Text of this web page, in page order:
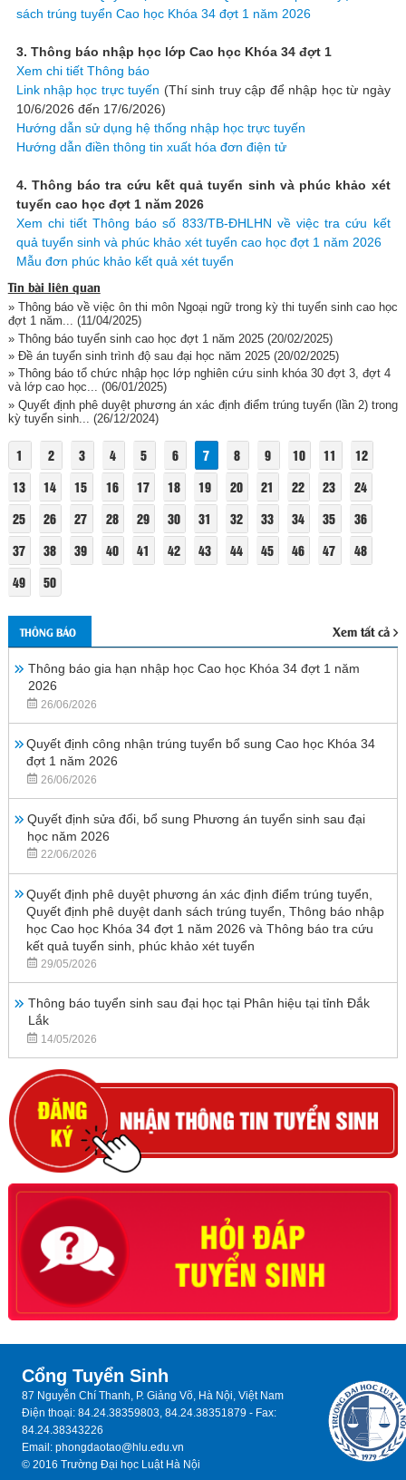
sách trúng tuyển Cao học Khóa 34 đợt 1 năm 2026
3. Thông báo nhập học lớp Cao học Khóa 34 đợt 1
Xem chi tiết Thông báo
Link nhập học trực tuyến (Thí sinh truy cập để nhập học từ ngày
10/6/2026 đến 17/6/2026)
Hướng dẫn sử dụng hệ thống nhập học trực tuyến
Hướng dẫn điền thông tin xuất hóa đơn điện tử
4. Thông báo tra cứu kết quả tuyển sinh và phúc khảo xét
tuyển cao học đợt 1 năm 2026
Xem chi tiết Thông báo số 833/TB-ĐHLHN về việc tra cứu kết
quả tuyển sinh và phúc khảo xét tuyển cao học đợt 1 năm 2026
Mẫu đơn phúc khảo kết quả xét tuyển
Tin bài liên quan
» Thông báo về việc ôn thi môn Ngoại ngữ trong kỳ thi tuyển sinh cao học
đợt 1 năm... (11/04/2025)
» Thông báo tuyển sinh cao học đợt 1 năm 2025(20/02/2025)
» Đề án tuyển sinh trình độ sau đại học năm 2025(20/02/2025)
» Thông báo tổ chức nhập học lớp nghiên cứu sinh khóa 30 đợt 3, đợt 4
và lớp cao học... (06/01/2025)
» Quyết định phê duyệt phương án xác định điểm trúng tuyển (lần 2) trong
kỳ tuyển sinh...
(26/12/2024)
1 2 3 4 5 6 7 8 9 10 11
12
13
14 15 16 17 18 19 20 21 22 23
24
25
26 27 28 29 30 31 32 33 34 35
36
37
38 39 40 41 42 43 44 45 46 47
48
49
50
THÔNG BÁO Xem tất cả
Thông báo gia hạn nhập học Cao học Khóa 34 đợt 1 năm
2026
26/06/2026
Quyết định công nhận trúng tuyển bổ sung Cao học Khóa 34
đợt 1 năm 2026
26/06/2026
Quyết định sửa đổi, bổ sung Phương án tuyển sinh sau đại
học năm 2026
22/06/2026
Quyết định phê duyệt phương án xác định điểm trúng tuyển,
Quyết định phê duyệt danh sách trúng tuyển, Thông báo nhập
học Cao học Khóa 34 đợt 1 năm 2026 và Thông báo tra cứu
kết quả tuyển sinh, phúc khảo xét tuyển
29/05/2026
Thông báo tuyển sinh sau đại học tại Phân hiệu tại tỉnh Đắk
Lắk
14/05/2026
Cổng Tuyển Sinh
87 Nguyễn Chí Thanh, P. Giảng Võ, Hà Nội, Việt Nam
Điện thoại: 84.24.38359803, 84.24.38351879 - Fax:
84.24.38343226
Email: phongdaotao@hlu.edu.vn
© 2016 Trường Đại học Luật Hà Nội